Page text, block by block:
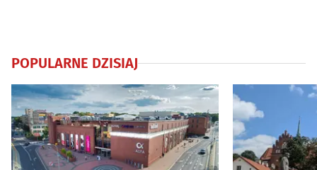
POPULARNE DZISIAJ